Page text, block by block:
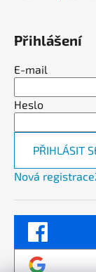
Přihlášení
E-mail
Heslo
PŘIHLÁSIT
Nová registrace